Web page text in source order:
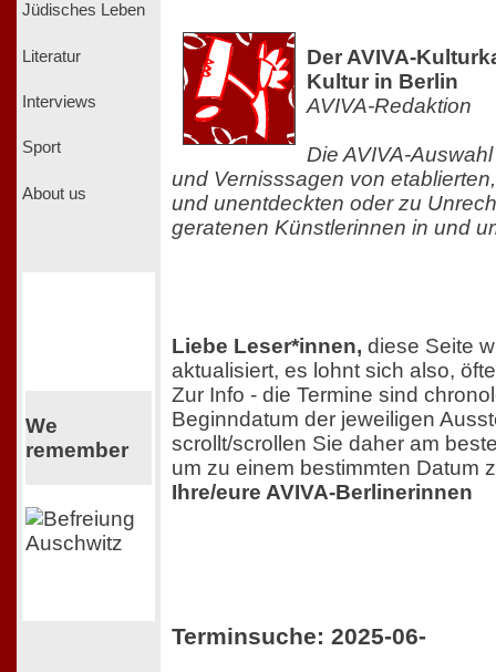
Jüdisches Leben
Literatur
Interviews
Sport
About us
We
remember
Der AVIVA-
Kultur in Berlin
AVIVA-Redaktion
Die AVIVA-
und Vernisssagen von
und unentdeckten oder zu
geratenen Künstlerinnen in und
Liebe Leser*innen, diese Seite
aktualisiert, es lohnt sich also,
Zur Info - die Termine sind
Beginndatum der jeweiligen
scrollt/scrollen Sie daher am
um zu einem bestimmten Datum
Ihre/eure AVIVA-Berlinerinnen
Terminsuche: 2025-06-